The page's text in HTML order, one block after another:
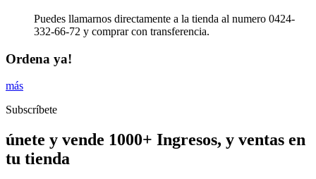
Puedes llamarnos directamente a la tienda al numero 0424-
332-66-72 y comprar con transferencia.
Ordena ya!
más
Subscríbete
únete y vende 1000+ Ingresos, y ventas en
tu tienda